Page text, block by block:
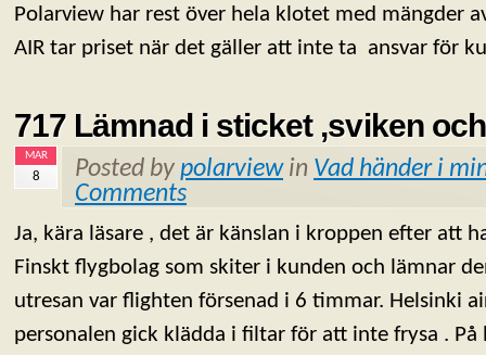
Polarview har rest över hela klotet med mängder
AIR tar priset när det gäller att inte ta ansvar för
717 Lämnad i sticket ,sviken
MAR
8 Posted by polarviewin Vad händer i
Comments
Ja, kära läsare , det är känslan i kroppen efter att
Finskt flygbolag som skiter i kunden och lämnar
utresan var flighten försenad i 6 timmar. Helsinki
personalen gick klädda i filtar för att inte frysa .